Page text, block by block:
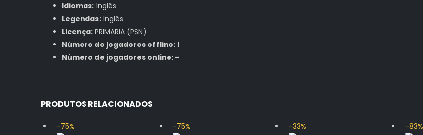
Idiomas: Inglês
Legendas:Inglês
Licença: PRIMARIA (PSN)
Número de jogadores offline:1
Número de jogadores online: –
PRODUTOS RELACIONADOS
-75% -75% -33% -83%